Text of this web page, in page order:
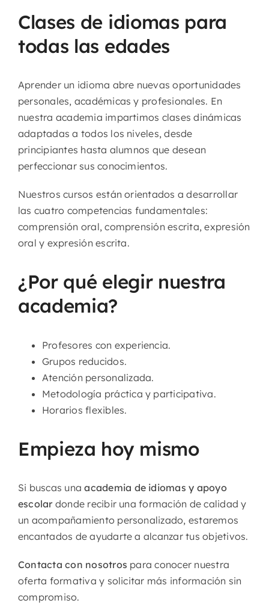
Clases de idiomas para
todas las edades
Aprender un idioma abre nuevas oportunidades
personales, académicas y profesionales. En
nuestra academia impartimos clases dinámicas
adaptadas a todos los niveles, desde
principiantes hasta alumnos que desean
perfeccionar sus conocimientos.
Nuestros cursos están orientados a desarrollar
las cuatro competencias fundamentales:
comprensión oral, comprensión escrita, expresión
oral y expresión escrita.
¿Por qué elegir nuestra
academia?
Profesores con experiencia.
Grupos reducidos.
Atención personalizada.
Metodología práctica y participativa.
Horarios flexibles.
Empieza hoy mismo
Si buscas unaacademia de idiomas y apoyo
escolar donde recibir una formación de calidad y
un acompañamiento personalizado, estaremos
encantados de ayudarte a alcanzar tus objetivos.
Contacta con nosotros para conocer nuestra
oferta formativa y solicitar más información sin
compromiso.